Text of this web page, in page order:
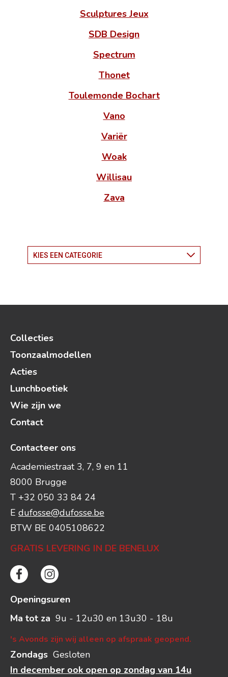
Sculptures Jeux
SDB Design
Spectrum
Thonet
Toulemonde Bochart
Vano
Variër
Woak
Willisau
Zava
Collecties
Toonzaalmodellen
Acties
Lunchboetiek
Wie zijn we
Contact
Contacteer ons
Academiestraat 3, 7, 9 en 11
8000 Brugge
T +32 050 33 84 24
E dufosse@dufosse.be
BTW BE 0405108622
GRATIS LEVERING IN DE BENELUX
Openingsuren
Ma tot za 9u - 12u30 en 13u30 - 18u
's Avonds zijn wij alleen op afspraak geopend.
Zondags Gesloten
In december ook open op zondag van 14u